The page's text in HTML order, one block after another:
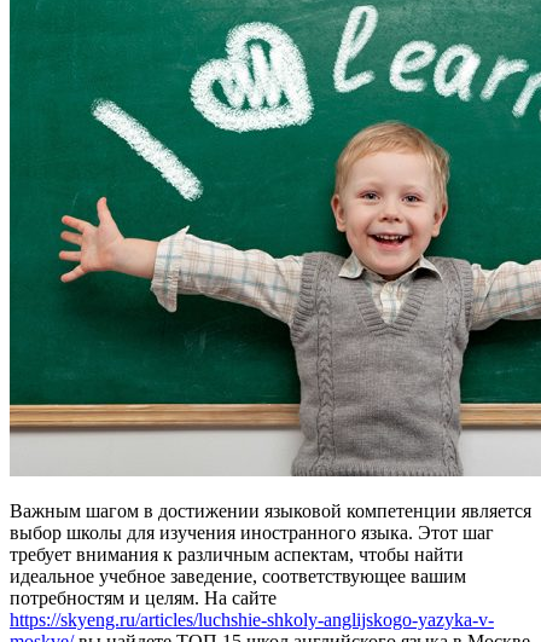
Важным шагом в достижении языковой компетенции является
выбор школы для изучения иностранного языка. Этот шаг
требует внимания к различным аспектам, чтобы найти
идеальное учебное заведение, соответствующее вашим
потребностям и целям. На сайте
https://skyeng.ru/articles/luchshie-shkoly-anglijskogo-yazyka-v-